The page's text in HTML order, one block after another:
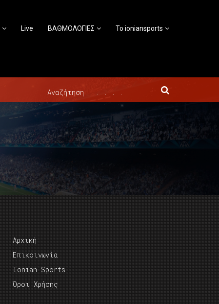
Live ΒΑΘΜΟΛΟΓΙΕΣ Το ioniansports
Αρχική
Επικοινωνία
Ionian Sports
Όροι Χρήσης